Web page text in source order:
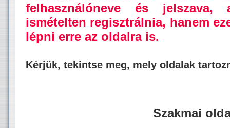
felhasználóneve és jelszava,
ismételten regisztrálnia, hanem
lépni erre az oldalra is.
Kérjük, tekintse meg, mely oldalak
Szakmai